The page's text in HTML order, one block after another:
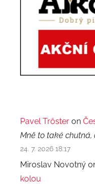
Pavel Trőster on
Mně to také chutná,
24. 7. 2026 18:17
Miroslav Novotný
kolou